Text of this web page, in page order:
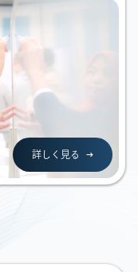
詳しく見る